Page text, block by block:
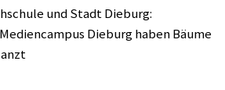
und Stadt Dieburg:
Dieburg haben Bäume